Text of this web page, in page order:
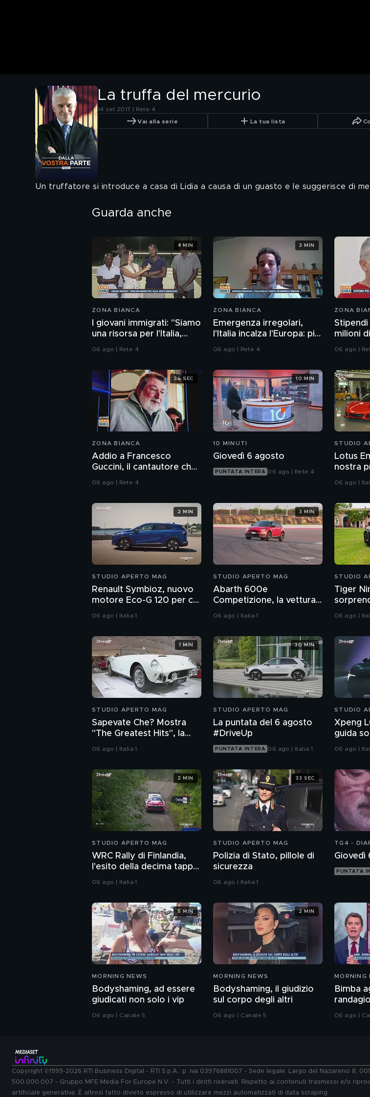
La truffa del mercurio
14 set 2017 | Rete 4
Vai alla serie La tua lista
Un truffatore si introduce a casa di Lidia a causa di un guasto e le suggerisce di
Guarda anche
ZONA BIANCA
I giovani immigrati: "Siamo
una risorsa per l'Italia,
dovete ringraziarci"
06 ago | Rete 4
4 MIN
ZONA BIANCA
Emergenza irregolari,
l'Italia incalza l'Europa: più
controlli e rimpatri
06 ago | Rete 4
3 MIN
ZONA
milioni
pubblici
06 ago |
ZONA BIANCA
Addio a Francesco
Guccini, il cantautore che
ha raccontato l'Italia
06 ago | Rete 4
36 SEC
10 MINUTI
Giovedì 6 agosto
PUNTATA INTERA 06 ago | Rete 4
10 MIN
STUDIO
Lotus
nostra
06 ago |
STUDIO APERTO MAG
Renault Symbioz, nuovo
motore Eco-G 120 per chi
cerca consumi contenuti
06 ago | Italia 1
2 MIN
STUDIO APERTO MAG
Abarth 600e
Competizione, la vettura
più potente della casa
06 ago | Italia 1
3 MIN
STUDIO
Tiger
qualità
06 ago |
STUDIO APERTO MAG
Sapevate Che? Mostra
"The Greatest Hits", la
Ferrari di Mario Del
06 ago | Italia 1
1 MIN
STUDIO APERTO MAG
La puntata del 6 agosto
#DriveUp
PUNTATA INTERA 06 ago | Italia 1
30 MIN
STUDIO
Xpeng
guida
06 ago |
STUDIO APERTO MAG
WRC Rally di Finlandia,
l'esito della decima tappa
del mondiale
06 ago | Italia 1
2 MIN
STUDIO APERTO MAG
Polizia di Stato, pillole di
sicurezza
06 ago | Italia 1
33 SEC
TG4 -
Giovedì
PUNTATA
MORNING NEWS
Bodyshaming, ad essere
giudicati non solo i vip
06 ago | Canale 5
5 MIN
MORNING NEWS
Bodyshaming, il giudizio
sul corpo degli altri
06 ago | Canale 5
2 MIN
MORNING
Bimba
randagio
06 ago |
Copyright ©1999-2026 RTI Business Digital - RTI S.p.A.: p. iva 03976881007 - Sede legale: Largo del Nazareno 8,
500.000.007 - Gruppo MFE Media For Europe N.V. - Tutti i diritti riservati. Rispetto ai contenuti trasmessi e/o
artificiale generativa. È altresì fatto divieto espresso di utilizzare mezzi automatizzati di data scraping.